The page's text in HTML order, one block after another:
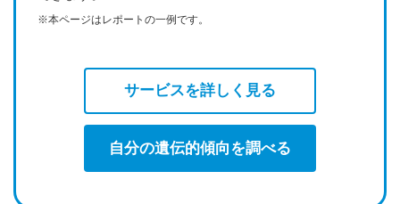
※本ページはレポートの一例です。
サービスを詳しく見る
自分の遺伝的傾向を調べる